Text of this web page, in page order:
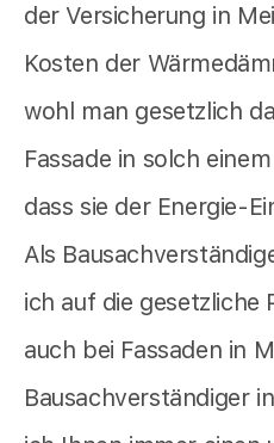
der Versicherung in
Kosten der
wohl man gesetzlich
Fassade in solch
dass sie der Energie-
Als
ich auf die gesetzliche
auch bei Fassaden in
Bausachverständiger